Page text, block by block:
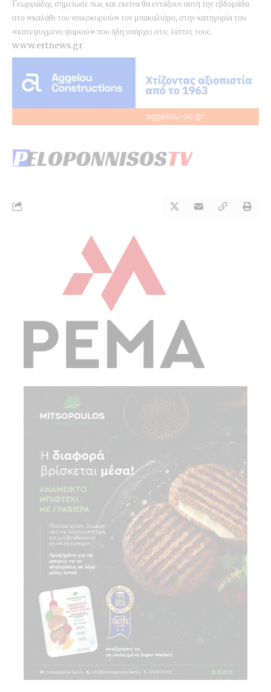
Γεωργιάδης σημείωσε πως και εκείνα θα εντάξουν αυτή την εβδομάδα
στο «καλάθι του νοικοκυριού» τον μπακαλιάρο, στην κατηγορία του
«κατεψυγμένο ψαριού» που ήδη υπάρχει στις λίστες τους.
www.ertnews.gr